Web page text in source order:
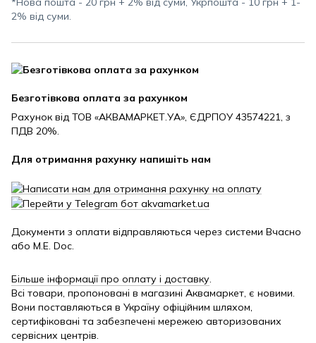
2% від суми.
Безготівкова оплата за рахунком
Рахунок від ТОВ «АКВАМАРКЕТ.УА», ЄДРПОУ 43574221, з
ПДВ 20%.
Для отримання рахунку напишіть нам
Документи з оплати відправляються через системи Вчасно
або M.E. Doc.
Більше інформації про оплату і доставку.
Всі товари, пропоновані в магазині Аквамаркет, є новими.
Вони поставляються в Україну офіційним шляхом,
сертифіковані та забезпечені мережею авторизованих
сервісних центрів.